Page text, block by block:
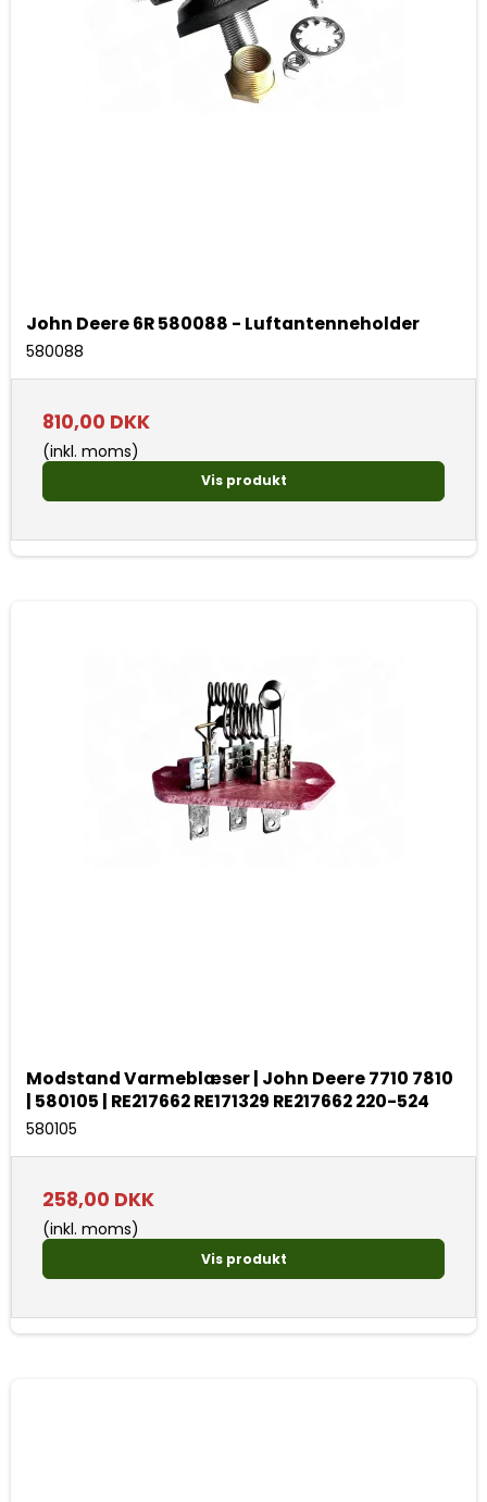
John Deere 6R 580088 - Luftantenneholder
580088
810,00 DKK
(inkl. moms)
Vis produkt
Modstand Varmeblæser | John Deere 7710 7810
| 580105 | RE217662 RE171329 RE217662 220-524
580105
258,00 DKK
(inkl. moms)
Vis produkt